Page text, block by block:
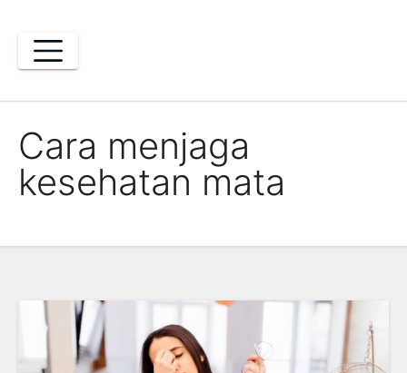
content
Cara menjaga
kesehatan mata